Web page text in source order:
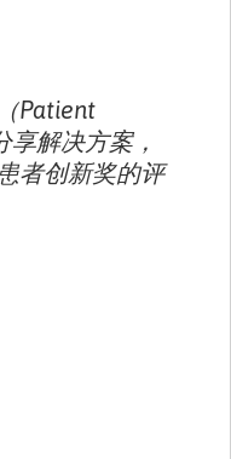
Patient
解决方案，
者创新奖的评